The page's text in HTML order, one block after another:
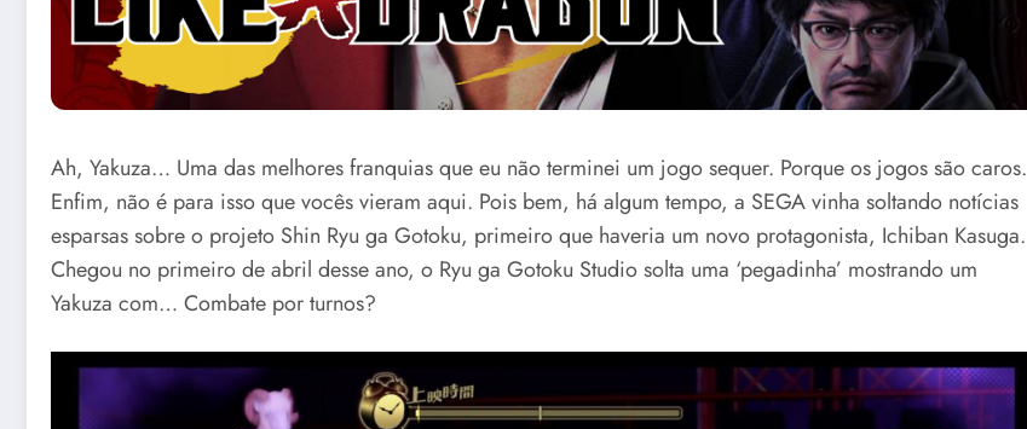
Ah, Yakuza… Uma das melhores franquias que eu não terminei um jogo sequer. Porque os jogos são caros.
Enfim, não é para isso que vocês vieram aqui. Pois bem, há algum tempo, a SEGA vinha soltando notícias
esparsas sobre o projeto Shin Ryu ga Gotoku, primeiro que haveria um novo protagonista, Ichiban Kasuga.
Chegou no primeiro de abril desse ano, o Ryu ga Gotoku Studio solta uma ‘pegadinha’ mostrando um
Yakuza com… Combate por turnos?